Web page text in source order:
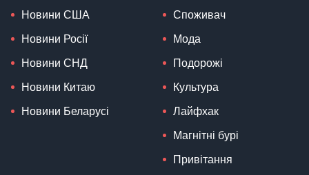
Новини США
Новини Росії
Новини СНД
Новини Китаю
Новини Беларусі
Споживач
Мода
Подорожі
Культура
Лайфхак
Магнітні бурі
Привітання